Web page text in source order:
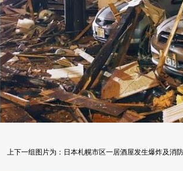
上下一组图片为：日本札幌市区一居酒屋发生爆炸及消防